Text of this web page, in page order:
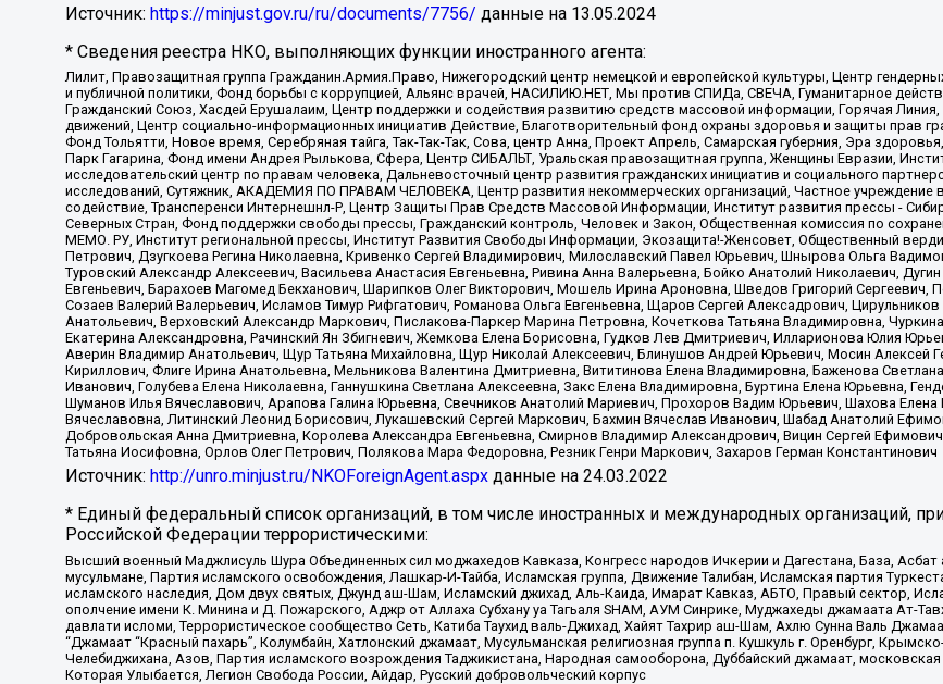
Источник: https://minjust.gov.ru/ru/documents/7756/ данные на 13.05.2024
* Сведения реестра НКО, выполняющих функции иностранного агента:
Лилит, Правозащитная группа Гражданин.Армия.Право, Нижегородский центр немецкой и европейской культуры, Центр
и публичной политики, Фонд борьбы с коррупцией, Альянс врачей, НАСИЛИЮ.НЕТ, Мы против СПИДа, СВЕЧА, Гуманитарное
Гражданский Союз, Хасдей Ерушалаим, Центр поддержки и содействия развитию средств массовой информации, Горячая
движений, Центр социально-информационных инициатив Действие, Благотворительный фонд охраны здоровья и защиты прав
Фонд Тольятти, Новое время, Серебряная тайга, Так-Так-Так, Сова, центр Анна, Проект Апрель, Самарская губерния, Эра
Парк Гагарина, Фонд имени Андрея Рылькова, Сфера, Центр СИБАЛЬТ, Уральская правозащитная группа, Женщины Евразии,
исследовательский центр по правам человека, Дальневосточный центр развития гражданских инициатив и социального
исследований, Сутяжник, АКАДЕМИЯ ПО ПРАВАМ ЧЕЛОВЕКА, Центр развития некоммерческих организаций, Частное учреждение
содействие, Трансперенси Интернешнл-Р, Центр Защиты Прав Средств Массовой Информации, Институт развития прессы -
Северных Стран, Фонд поддержки свободы прессы, Гражданский контроль, Человек и Закон, Общественная комиссия по
МЕМО. РУ, Институт региональной прессы, Институт Развития Свободы Информации, Экозащита!-Женсовет, Общественный
Петрович, Дзугкоева Регина Николаевна, Кривенко Сергей Владимирович, Милославский Павел Юрьевич, Шнырова Ольга
Туровский Александр Алексеевич, Васильева Анастасия Евгеньевна, Ривина Анна Валерьевна, Бойко Анатолий Николаевич,
Евгеньевич, Барахоев Магомед Бекханович, Шарипков Олег Викторович, Мошель Ирина Ароновна, Шведов Григорий Сергеевич,
Созаев Валерий Валерьевич, Исламов Тимур Рифгатович, Романова Ольга Евгеньевна, Щаров Сергей Алексадрович,
Анатольевич, Верховский Александр Маркович, Пислакова-Паркер Марина Петровна, Кочеткова Татьяна Владимировна,
Екатерина Александровна, Рачинский Ян Збигневич, Жемкова Елена Борисовна, Гудков Лев Дмитриевич, Илларионова Юлия
Аверин Владимир Анатольевич, Щур Татьяна Михайловна, Щур Николай Алексеевич, Блинушов Андрей Юрьевич, Мосин Алексей
Кириллович, Флиге Ирина Анатольевна, Мельникова Валентина Дмитриевна, Вититинова Елена Владимировна, Баженова
Иванович, Голубева Елена Николаевна, Ганнушкина Светлана Алексеевна, Закс Елена Владимировна, Буртина Елена Юрьевна,
Шуманов Илья Вячеславович, Арапова Галина Юрьевна, Свечников Анатолий Мариевич, Прохоров Вадим Юрьевич, Шахова
Вячеславовна, Литинский Леонид Борисович, Лукашевский Сергей Маркович, Бахмин Вячеслав Иванович, Шабад Анатолий
Добровольская Анна Дмитриевна, Королева Александра Евгеньевна, Смирнов Владимир Александрович, Вицин Сергей
Татьяна Иосифовна, Орлов Олег Петрович, Полякова Мара Федоровна, Резник Генри Маркович, Захаров Герман Константинович
Источник: http://unro.minjust.ru/NKOForeignAgent.aspx данные на 24.03.2022
* Единый федеральный список организаций, в том числе иностранных и международных организаций,
Российской Федерации террористическими:
Высший военный Маджлисуль Шура Объединенных сил моджахедов Кавказа, Конгресс народов Ичкерии и Дагестана, База, Асбат
мусульмане, Партия исламского освобождения, Лашкар-И-Тайба, Исламская группа, Движение Талибан, Исламская партия
исламского наследия, Дом двух святых, Джунд аш-Шам, Исламский джихад, Аль-Каида, Имарат Кавказ, АБТО, Правый сектор,
ополчение имени К. Минина и Д. Пожарского, Аджр от Аллаха Субхану уа Тагьаля SHAM, АУМ Синрике, Муджахеды джамаата Ат-
давлати исломи, Террористическое сообщество Сеть, Катиба Таухид валь-Джихад, Хайят Тахрир аш-Шам, Ахлю Сунна Валь
“Джамаат “Красный пахарь”, Колумбайн, Хатлонский джамаат, Мусульманская религиозная группа п. Кушкуль г. Оренбург,
Челебиджихана, Азов, Партия исламского возрождения Таджикистана, Народная самооборона, Дуббайский джамаат,
Которая Улыбается, Легион Свобода России, Айдар, Русский добровольческий корпус